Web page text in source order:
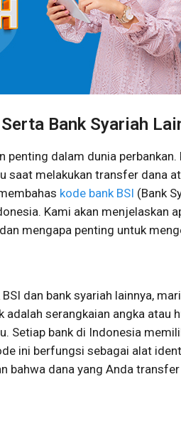
Bank Syariah
penting dalam dunia perbankan.
saat melakukan transfer dana
kode bank BSI (Bank
Kami akan menjelaskan
mengapa penting untuk
dan bank syariah lainnya,
adalah serangkaian angka atau
Setiap bank di Indonesia
ini berfungsi sebagai alat
bahwa dana yang Anda